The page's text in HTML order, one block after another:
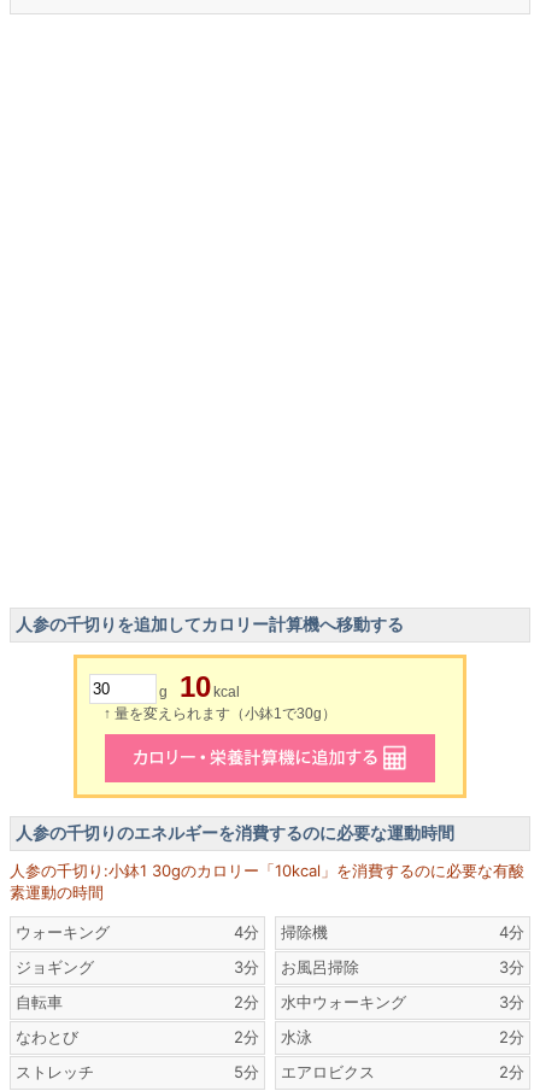
人参の千切りを追加してカロリー計算機へ移動する
g 10 kcal
↑ 量を変えられます（小鉢1で30g）
人参の千切りのエネルギーを消費するのに必要な運動時間
人参の千切り:小鉢1 30gのカロリー「10kcal」を消費するのに必要な有酸
素運動の時間
ウォーキング
4分
ジョギング
3分
自転車
2分
なわとび
2分
ストレッチ
5分
掃除機
4分
お風呂掃除
3分
水中ウォーキング
3分
水泳
2分
エアロビクス
2分